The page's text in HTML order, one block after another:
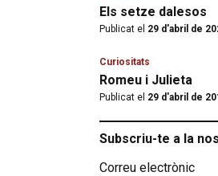
Els setze dalesos
Publicat el 29 d'abril de
Curiositats
Romeu i Julieta
Publicat el 29 d'abril de
Subscriu-te a la
Correu electrònic